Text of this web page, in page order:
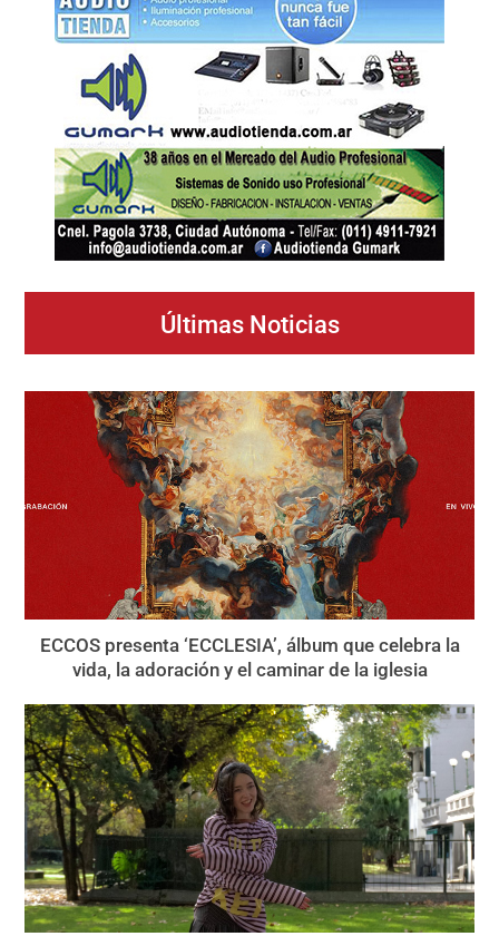
Últimas Noticias
ECCOS presenta ‘ECCLESIA’, álbum que celebra la
vida, la adoración y el caminar de la iglesia